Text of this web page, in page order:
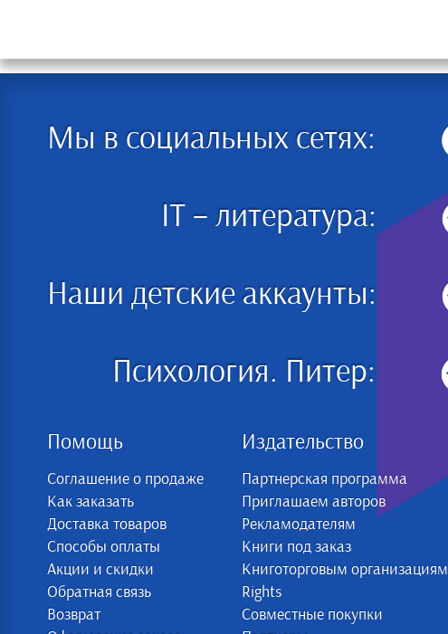
Мы в социальных сетях:
IT – литература:
Наши детские аккаунты:
Психология. Питер:
Помощь
Соглашение о продаже
Как заказать
Доставка товаров
Способы оплаты
Акции и скидки
Обратная связь
Возврат
Издательство
Партнерская программа
Приглашаем авторов
Рекламодателям
Книги под заказ
Книготорговым организациям
Rights
Совместные покупки